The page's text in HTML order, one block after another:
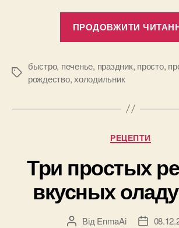
ПРОДОВЖИТИ
Позначки
быстро, печенье, праздник, просто,
рождество,холодильник
Категорії
РЕЦЕПТИ
Три простых
вкусных
Автор
ВідEnmaAi
Дата